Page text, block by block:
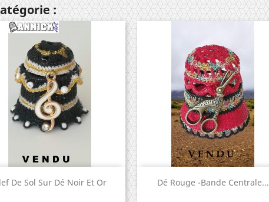
:
De Sol Sur Dé Noir Et Or
 Aperçu rapide Dé Rouge -bande Centrale...
Aperçu rapide